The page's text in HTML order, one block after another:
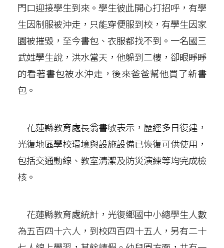
門口迎接學生到來。學生彼此開心打招呼，有學
生因制服被沖走，只能穿便服到校，有學生因家
園被摧毀，至今書包、衣服都找不到。一名國三
武姓學生說，洪水當天，他躲到二樓，卻眼睜睜
的看著書包被水沖走，後來爸爸幫他買了新書
包。
花蓮縣教育處長翁書敏表示，歷經多日復建，
光復地區學校環境與設施設備已恢復可供使用，
包括交通動線、教室清潔及防災演練等均完成檢
核。
花蓮縣教育處統計，光復鄉國中小總學生人數
為五百四十六人，到校四百四十五人，另有二十